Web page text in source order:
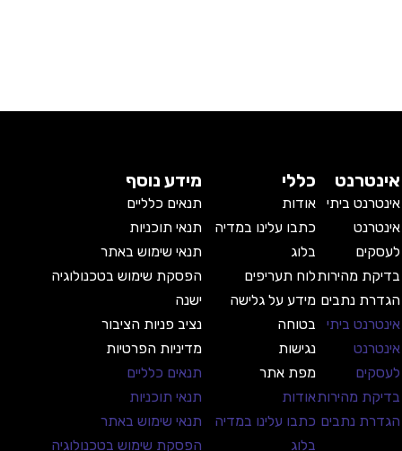
אינטרנט
אינטרנט ביתי
אינטרנט
לעסקים
בדיקת מהירות
הגדרת נתבים
אינטרנט ביתי
אינטרנט
לעסקים
בדיקת מהירות
הגדרת נתבים
כללי
אודות
כתבו עלינו במדיה
בלוג
לוח תעריפים
מידע על גלישה
בטוחה
נגישות
מפת אתר
אודות
כתבו עלינו במדיה
בלוג
מידע נוסף
תנאים כלליים
תנאי תוכניות
תנאי שימוש באתר
הפסקת שימוש בטכנולוגיה
ישנה
נציב פניות הציבור
מדיניות הפרטיות
תנאים כלליים
תנאי תוכניות
תנאי שימוש באתר
הפסקת שימוש בטכנולוגיה